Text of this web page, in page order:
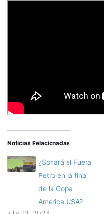
Noticias Relacionadas
¿Sonará el Fuera
Petro en la final
de la Copa
América USA?